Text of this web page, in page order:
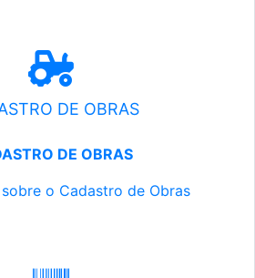
DE OBRAS
DE OBRAS
o Cadastro de Obras